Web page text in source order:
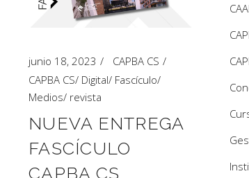
junio 18, 2023
CAPBA CS
CAPBA CS/ Digital/ Fascículo/
Medios/ revista
NUEVA ENTREGA
FASCÍCULO
CAPBA CS